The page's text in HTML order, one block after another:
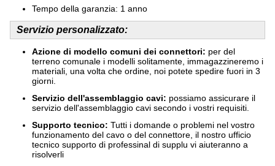
Tempo della garanzia: 1 anno
Servizio personalizzato:
Azione di modello comuni dei connettori: per del
terreno comunale i modelli solitamente, immagazzineremo i
materiali, una volta che ordine, noi potete spedire fuori in 3
giorni.
Servizio dell'assemblaggio cavi: possiamo assicurare il
servizio dell'assemblaggio cavi secondo i vostri requisiti.
Supporto tecnico: Tutti i domande o problemi nel vostro
funzionamento del cavo o del connettore, il nostro ufficio
tecnico supporto di professinal di supplu vi aiuteranno a
risolverli